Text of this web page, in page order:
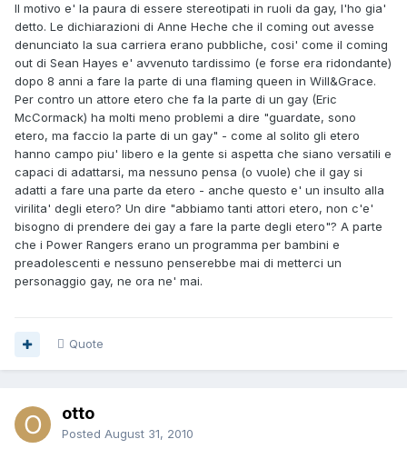
Il motivo e' la paura di essere stereotipati in ruoli da gay, l'ho gia'
detto. Le dichiarazioni di Anne Heche che il coming out avesse
denunciato la sua carriera erano pubbliche, cosi' come il coming
out di Sean Hayes e' avvenuto tardissimo (e forse era ridondante)
dopo 8 anni a fare la parte di una flaming queen in Will&Grace.
Per contro un attore etero che fa la parte di un gay (Eric
McCormack) ha molti meno problemi a dire "guardate, sono
etero, ma faccio la parte di un gay" - come al solito gli etero
hanno campo piu' libero e la gente si aspetta che siano versatili e
capaci di adattarsi, ma nessuno pensa (o vuole) che il gay si
adatti a fare una parte da etero - anche questo e' un insulto alla
virilita' degli etero? Un dire "abbiamo tanti attori etero, non c'e'
bisogno di prendere dei gay a fare la parte degli etero"? A parte
che i Power Rangers erano un programma per bambini e
preadolescenti e nessuno penserebbe mai di metterci un
personaggio gay, ne ora ne' mai.
Quote
otto
Posted August 31, 2010